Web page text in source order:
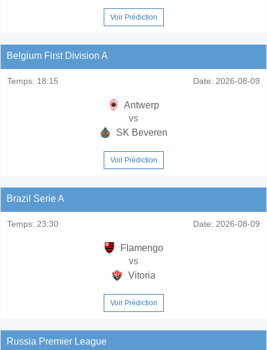
Voir Prédiction
Belgium First Division A
Temps: 18:15 Date: 2026-08-09
Antwerp
vs
SK Beveren
Voir Prédiction
Brazil Serie A
Temps: 23:30 Date: 2026-08-09
Flamengo
vs
Vitoria
Voir Prédiction
Russia Premier League